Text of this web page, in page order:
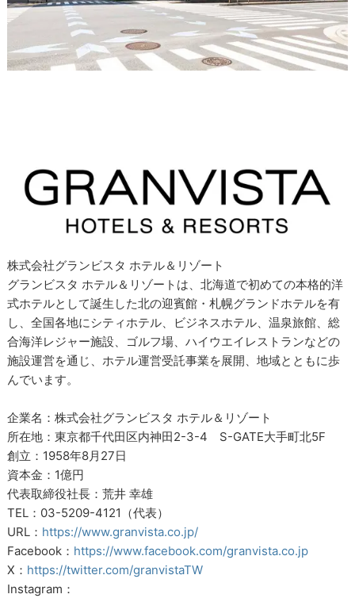
株式会社グランビスタ ホテル＆リゾート
グランビスタ ホテル＆リゾートは、北海道で初めての本格的洋
式ホテルとして誕生した北の迎賓館・札幌グランドホテルを有
し、全国各地にシティホテル、ビジネスホテル、温泉旅館、総
合海洋レジャー施設、ゴルフ場、ハイウエイレストランなどの
施設運営を通じ、ホテル運営受託事業を展開、地域とともに歩
んでいます。
企業名：株式会社グランビスタ ホテル＆リゾート
所在地：東京都千代田区内神田2-3-4 S-GATE大手町北5F
創立：1958年8月27日
資本金：1億円
代表取締役社長：荒井 幸雄
TEL：03-5209-4121（代表）
URL： https://www.granvista.co.jp/
Facebook： https://www.facebook.com/granvista.co.jp
X： https://twitter.com/granvistaTW
Instagram：